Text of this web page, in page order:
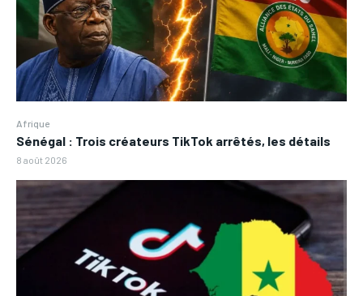
Afrique
Sénégal : Trois créateurs TikTok arrêtés, les détails
8 août 2026